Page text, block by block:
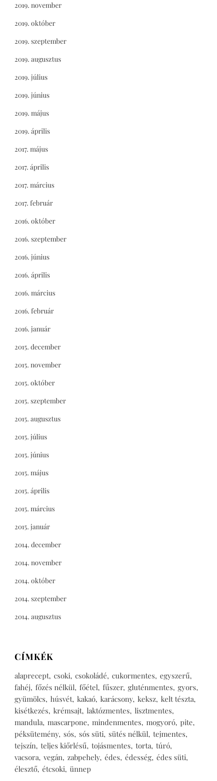
2019. november
2019. október
2019. szeptember
2019. augusztus
2019. július
2019. június
2019. május
2019. április
2017. május
2017. április
2017. március
2017. február
2016. október
2016. szeptember
2016. június
2016. április
2016. március
2016. február
2016. január
2015. december
2015. november
2015. október
2015. szeptember
2015. augusztus
2015. július
2015. június
2015. május
2015. április
2015. március
2015. január
2014. december
2014. november
2014. október
2014. szeptember
2014. augusztus
CÍMKÉK
alaprecept csoki csokoládé cukormentes egyszerű
fahéj főzés nélkül főétel fűszer gluténmentes gyors
gyümölcs húsvét kakaó karácsony keksz kelt tészta
kisétkezés krémsajt laktózmentes lisztmentes
mandula mascarpone mindenmentes mogyoró pite
péksütemény sós sós süti sütés nélkül tejmentes
tejszín teljes kiőrlésű tojásmentes torta túró
vacsora vegán zabpehely édes édesség édes süti
élesztő étcsoki ünnep